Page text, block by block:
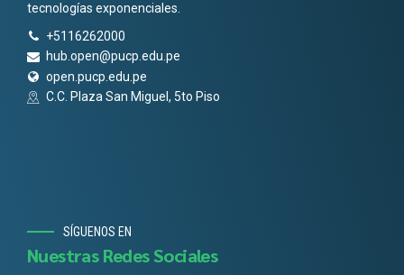
tecnologías exponenciales.
+5116262000
hub.open@pucp.edu.pe
open.pucp.edu.pe
C.C. Plaza San Miguel, 5to Piso
SÍGUENOS EN
Nuestras Redes Sociales